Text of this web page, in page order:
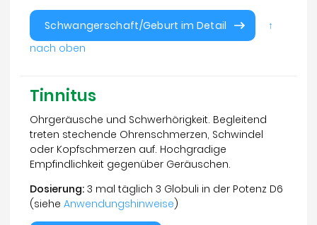
Schwangerschaft/Geburt im Detail
↑
nach oben
Tinnitus
Ohrgeräusche und Schwerhörigkeit. Begleitend
treten stechende Ohrenschmerzen, Schwindel
oder Kopfschmerzen auf. Hochgradige
Empfindlichkeit gegenüber Geräuschen.
Dosierung: 3 mal täglich 3 Globuli in der Potenz D6
(siehe Anwendungshinweise)